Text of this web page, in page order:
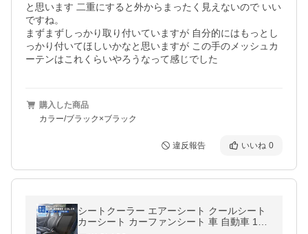
と思います 二重にすると外からまったく見えないので いい
ですね。
まずまずしっかり取り付いていますが 自分的にはもっとし
っかり付いてほしいかなと思いますが この手のメッシュカ
ーテンはこれくらいやろうなって感じでした
購入した商品
カラー/ブラック×ブラック
違反報告 いいね 0
シートクーラー エアーシート クールシート
カーシート カーファンシート 車 自動車 12V